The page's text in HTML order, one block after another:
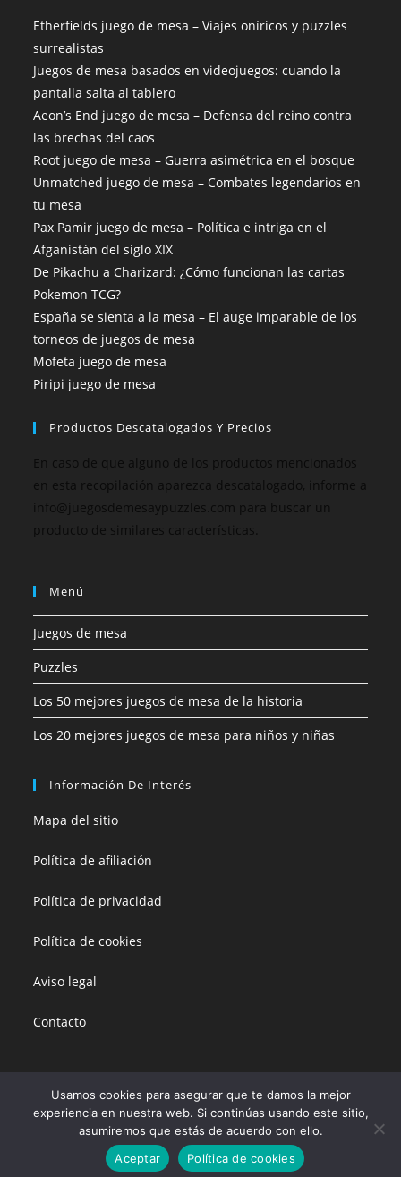
Etherfields juego de mesa – Viajes oníricos y puzzles
surrealistas
Juegos de mesa basados en videojuegos: cuando la
pantalla salta al tablero
Aeon’s End juego de mesa – Defensa del reino contra
las brechas del caos
Root juego de mesa – Guerra asimétrica en el bosque
Unmatched juego de mesa – Combates legendarios en
tu mesa
Pax Pamir juego de mesa – Política e intriga en el
Afganistán del siglo XIX
De Pikachu a Charizard: ¿Cómo funcionan las cartas
Pokemon TCG?
España se sienta a la mesa – El auge imparable de los
torneos de juegos de mesa
Mofeta juego de mesa
Piripi juego de mesa
Productos Descatalogados Y Precios
En caso de que alguno de los productos mencionados
en esta recopilación aparezca descatalogado, informe a
info@juegosdemesaypuzzles.com para buscar un
producto de similares características.
Menú
Juegos de mesa
Puzzles
Los 50 mejores juegos de mesa de la historia
Los 20 mejores juegos de mesa para niños y niñas
Información De Interés
Mapa del sitio
Política de afiliación
Política de privacidad
Política de cookies
Aviso legal
Contacto
Esta página no vende productos directamente. Todos sus enlaces están
dirigidos a Amazon, la empresa vendedora. Los precios de los productos
son variables, marcados por Amazon y no tienen coste añadido.
Copyright 2019-2024 Juegos de Mesa y Puzzles. Amazon y el logo de
Amazon son marcas de Amazon.com, Inc. o sus afiliados
Usamos cookies para asegurar que te damos la mejor
experiencia en nuestra web. Si continúas usando este sitio,
asumiremos que estás de acuerdo con ello.
Aceptar
Política de cookies